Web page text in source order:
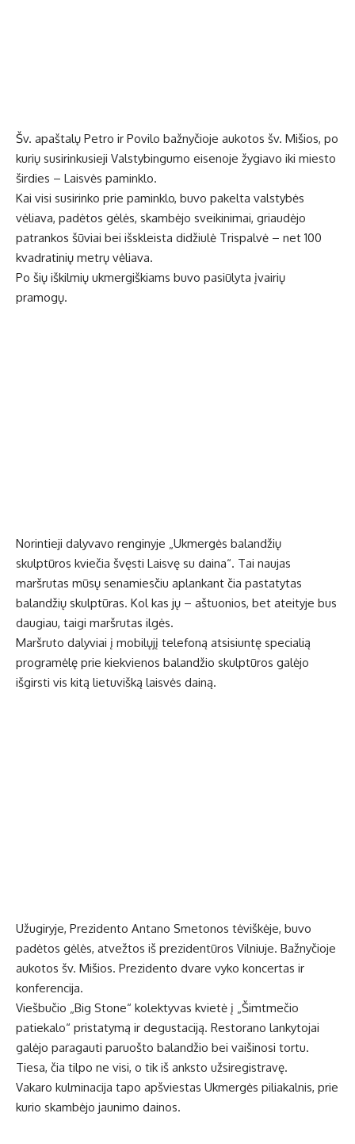
Šv. apaštalų Petro ir Povilo bažnyčioje aukotos šv. Mišios, po
kurių susirinkusieji Valstybingumo eisenoje žygiavo iki miesto
širdies – Laisvės paminklo.
Kai visi susirinko prie paminklo, buvo pakelta valstybės
vėliava, padėtos gėlės, skambėjo sveikinimai, griaudėjo
patrankos šūviai bei išskleista didžiulė Trispalvė – net 100
kvadratinių metrų vėliava.
Po šių iškilmių ukmergiškiams buvo pasiūlyta įvairių
pramogų.
Norintieji dalyvavo renginyje „Ukmergės balandžių
skulptūros kviečia švęsti Laisvę su daina“. Tai naujas
maršrutas mūsų senamiesčiu aplankant čia pastatytas
balandžių skulptūras. Kol kas jų – aštuonios, bet ateityje bus
daugiau, taigi maršrutas ilgės.
Maršruto dalyviai į mobilųjį telefoną atsisiuntę specialią
programėlę prie kiekvienos balandžio skulptūros galėjo
išgirsti vis kitą lietuvišką laisvės dainą.
Užugiryje, Prezidento Antano Smetonos tėviškėje, buvo
padėtos gėlės, atvežtos iš prezidentūros Vilniuje. Bažnyčioje
aukotos šv. Mišios. Prezidento dvare vyko koncertas ir
konferencija.
Viešbučio „Big Stone“ kolektyvas kvietė į „Šimtmečio
patiekalo“ pristatymą ir degustaciją. Restorano lankytojai
galėjo paragauti paruošto balandžio bei vaišinosi tortu.
Tiesa, čia tilpo ne visi, o tik iš anksto užsiregistravę.
Vakaro kulminacija tapo apšviestas Ukmergės piliakalnis, prie
kurio skambėjo jaunimo dainos.